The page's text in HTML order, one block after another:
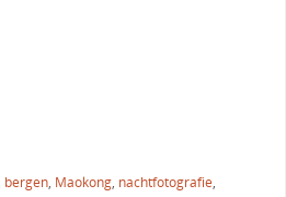
bergen, Maokong, nachtfotografie,